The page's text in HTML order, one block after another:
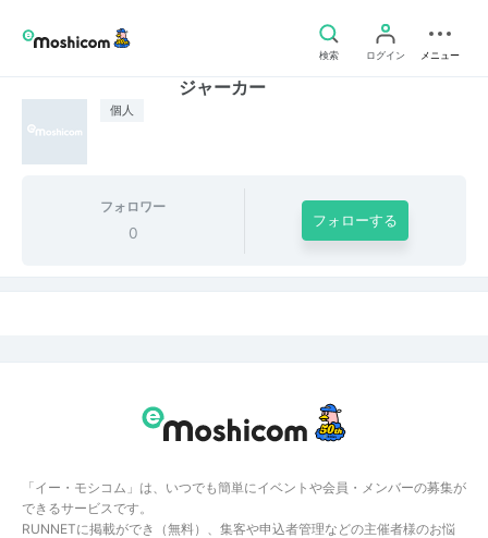
検索 ログイン メニュー
個人
ジャーカー
フォロワー
0
フォローする
「イー・モシコム」は、いつでも簡単にイベントや会員・メンバーの募集が
できるサービスです。
RUNNETに掲載ができ（無料）、集客や申込者管理などの主催者様のお悩